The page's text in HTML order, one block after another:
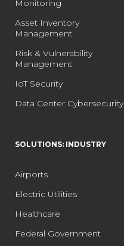
Monitoring
Asset Inventory
Management
Risk & Vulnerability
Management
IoT Security
Data Center Cybersecurity
SOLUTIONS: INDUSTRY
Airports
Electric Utilities
Healthcare
Federal Government